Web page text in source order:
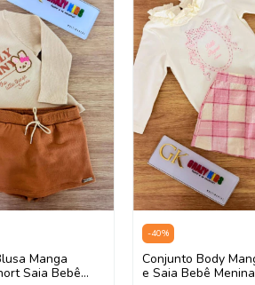
Manga
Saia Bebê
-40%
Conjunto Body
e Saia Bebê